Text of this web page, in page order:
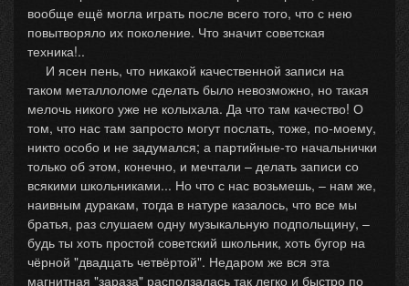
вообще ещё могла играть после всего того, что с нею
повытворяло их поколение. Что значит советская
техника!..
И ясен пень, что никакой качественной записи на
таком металлоломе сделать было невозможно, но такая
мелочь никого уже не колыхала. Да что там качество! О
том, что нас там запросто могут послать, тоже, по-моему,
никто особо и не задумался; а партийные-то начальнички
только об этом, конечно, и мечтали – делать записи со
всякими школьниками... Но что с нас возьмешь, – нам же,
наивным дуракам, тогда в натуре казалось, что все мы
братья, раз слушаем одну музыкальную подпольщину, –
будь ты хоть простой советский школьник, хоть бугор на
чёрной "двадцать четвёртой". Недаром же вся эта
магнитная "зараза" расползалась так легко и быстро по